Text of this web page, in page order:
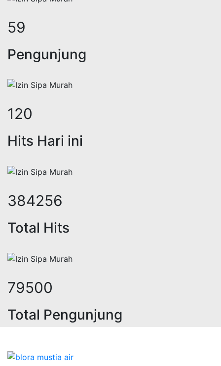
75
Pengunjung
153
Hits Hari ini
488148
Total Hits
101860
Total Pengunjung